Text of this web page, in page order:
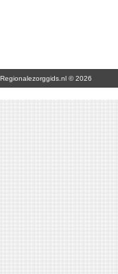
Regionalezorggids.nl © 2026